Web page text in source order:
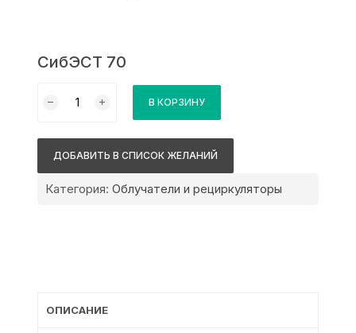
СибЭСТ 70
товара
В КОРЗИНУ
ДОБАВИТЬ В СПИСОК ЖЕЛАНИЙ
Категория:Облучатели и рециркуляторы
ОПИСАНИЕ